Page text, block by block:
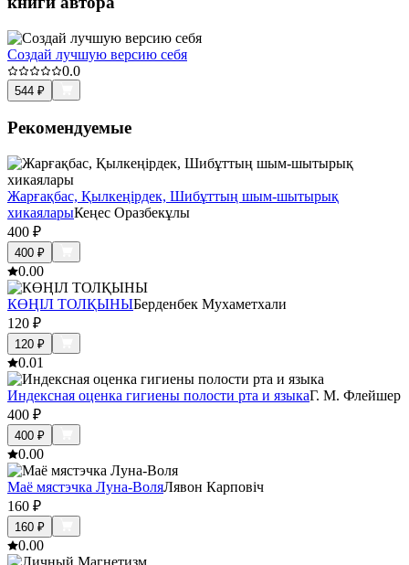
Создай лучшую версию себя
0.0
544 ₽
Рекомендуемые
Жарғақбас, Қылкеңірдек, Шибұттың шым-шытырық
хикаяларыКеңес Оразбекұлы
400 ₽
400 ₽
0.00
КӨҢІЛ ТОЛҚЫНЫБерденбек Мухаметхали
120 ₽
120 ₽
0.01
Индексная оценка гигиены полости рта и языкаГ. М. Флейшер
400 ₽
400 ₽
0.00
Маё мястэчка Луна-ВоляЛявон Карповіч
160 ₽
160 ₽
0.00